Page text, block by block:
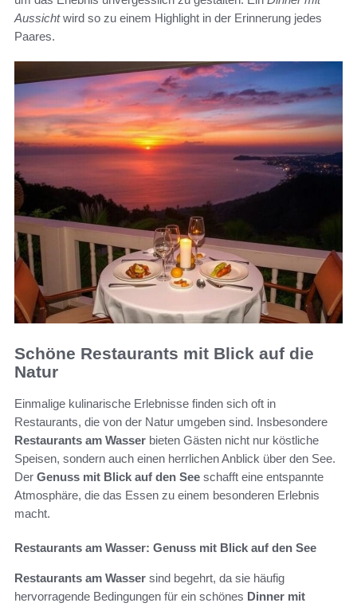
Aussichtwird so zu einem Highlight in der Erinnerung jedes
Paares.
Schöne Restaurants mit Blick auf die
Natur
Einmalige kulinarische Erlebnisse finden sich oft in
Restaurants, die von der Natur umgeben sind. Insbesondere
Restaurants am Wasser bieten Gästen nicht nur köstliche
Speisen, sondern auch einen herrlichen Anblick über den See.
Der Genuss mit Blick auf den See schafft eine entspannte
Atmosphäre, die das Essen zu einem besonderen Erlebnis
macht.
Restaurants am Wasser: Genuss mit Blick auf den See
Restaurants am Wasser sind begehrt, da sie häufig
hervorragende Bedingungen für ein schönes Dinner mit